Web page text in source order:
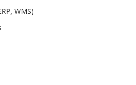
WMS)